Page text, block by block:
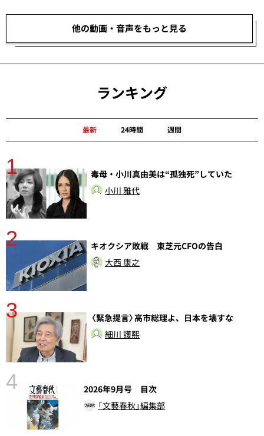
他の動画・音声をもっと見る
ランキング
最新 24時間 週間
1
毒母・小川真由美は“孤独死”していた
小川 雅代
2
キオクシア敗戦 東芝元CFOの告白
大西 康之
3
〈緊急提言〉高市総理よ、日本を壊すな
細川 護熙
4
2026年9月号 目次
「文藝春秋」編集部